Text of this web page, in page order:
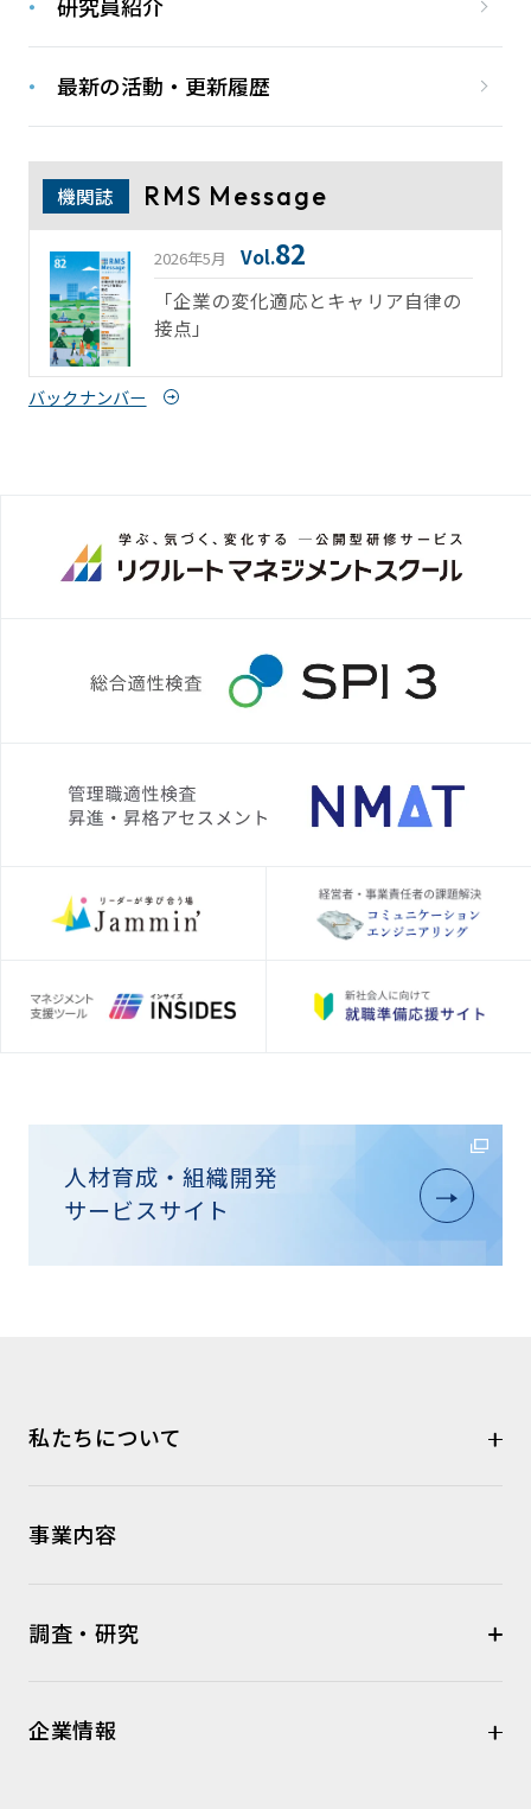
最新の活動・更新履歴
機関誌 RMS Message
「企業の変化適応とキャリア自律の
接点」
2026年5月 Vol.82
バックナンバー
人材育成・組織開発
サービスサイト
私たちについて
事業内容
調査・研究
企業情報